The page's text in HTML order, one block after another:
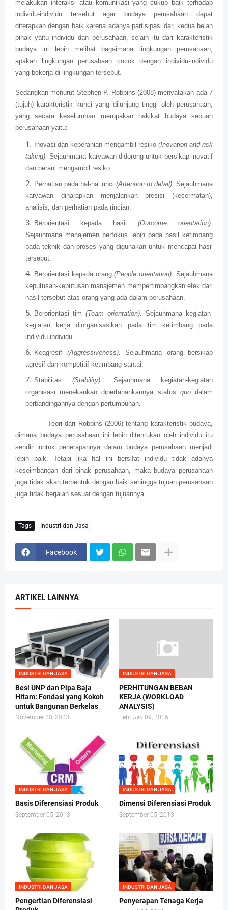
melakukan interaksi atau komunikasi yang cukup baik terhadap
individu-individu tersebut agar budaya perusahaan dapat
diterapkan dengan baik karena adanya partisipasi dari kedua belah
pihak yaitu individu dan perusahaan, selain itu dari karakteristik
budaya ini lebih melihat bagaimana lingkungan perusahaan,
apakah lingkungan perusahaan cocok dengan individu-individu
yang bekerja di lingkungan tersebut.
Sedangkan menurut Stephen P. Robbins (2008) menyatakan ada 7
(tujuh) karakteristik kunci yang dijunjung tinggi oleh perusahaan,
yang secara keseluruhan merupakan hakikat budaya sebuah
perusahaan yaitu:
Inovasi dan keberanian mengambil resiko (Inovation and risk
taking).Sejauhmana karyawan didorong untuk bersikap inovatif
dan berani mengambil resiko.
Perhatian pada hal-hal rinci (Attention to detail). Sejauhmana
karyawan diharapkan menjalankan presisi (kecermatan),
analisis, dan perhatian pada rincian.
Berorientasi kepada hasil (Outcome orientation).
Sejauhmana manajemen berfokus lebih pada hasil ketimbang
pada teknik dan proses yang digunakan untuk mencapai hasil
tersebut.
Berorientasi kepada orang(People orientation).Sejauhmana
keputusan-keputusan manajemen mempertimbangkan efek dari
hasil tersebut atas orang yang ada dalam perusahaan.
Berorientasi tim (Team orientation). Sejauhmana kegiatan-
kegiatan kerja diorganisasikan pada tim ketimbang pada
individu-individu.
Keagresif (Aggressiveness). Sejauhmana orang bersikap
agresif dan kompetitif ketimbang santai.
Stabilitas(Stability). Sejauhmana kegiatan-kegiatan
organisasi menekankan dipertahankannya status quodalam
perbandingannya dengan pertumbuhan.
Teori dari Robbins (2006) tentang karakteristik budaya,
dimana budaya perusahaan ini lebih ditentukan oleh individu itu
sendiri untuk penerapannya dalam budaya perusahaan menjadi
lebih baik. Tetapi jika hal ini bersifat individu tidak adanya
keseimbangan dari pihak perusahaan, maka budaya perusahaan
juga tidak akan terbentuk dengan baik sehingga tujuan perusahaan
juga tidak berjalan sesuai dengan tujuannya.
Tags Industri dan Jasa
Facebook
ARTIKEL LAINNYA
INDUSTRI DAN JASA
Besi UNP dan Pipa Baja
Hitam: Fondasi yang Kokoh
untuk Bangunan Berkelas
November 20, 2023
INDUSTRI DAN JASA
PERHITUNGAN BEBAN
KERJA (WORKLOAD
ANALYSIS)
February 09, 2016
INDUSTRI DAN JASA
Basis Diferensiasi Produk
September 05, 2013
INDUSTRI DAN JASA
Dimensi Diferensiasi Produk
September 05, 2013
INDUSTRI DAN JASA
Pengertian Diferensiasi
INDUSTRI DAN JASA
Penyerapan Tenaga Kerja